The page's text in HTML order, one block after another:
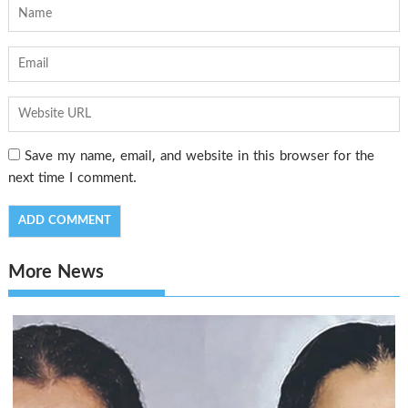
Save my name, email, and website in this browser for the
next time I comment.
More News